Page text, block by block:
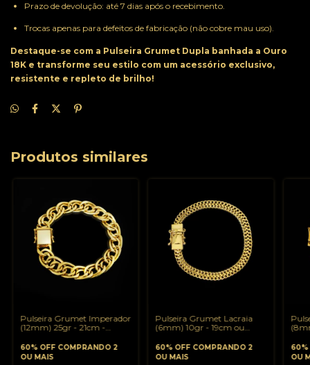
Prazo de devolução: até 7 dias após o recebimento.
Trocas apenas para defeitos de fabricação (não cobre mau uso).
Destaque-se com a Pulseira Grumet Dupla banhada a Ouro
18K e transforme seu estilo com um acessório exclusivo,
resistente e repleto de brilho!
Produtos similares
Pulseira Grumet Imperador
(12mm) 25gr - 21cm -
60% OFF COMPRANDO 2
OU MAIS
Pulseira Grumet Lacraia
(6mm) 10gr - 19cm ou
18K
60% OFF COMPRANDO 2
OU MAIS
18K
60%
OU